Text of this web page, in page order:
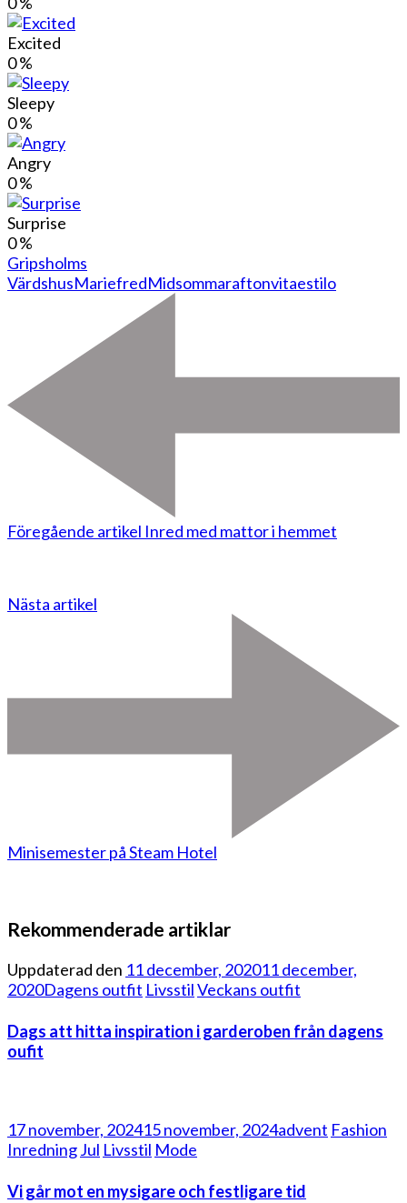
Excited
0%
Sleepy
0%
Angry
0%
Surprise
0%
Gripsholms
VärdshusMariefredMidsommaraftonvitaestilo
Föregående artikel Inred med mattor i hemmet
Nästa artikel
Minisemester på Steam Hotel
Rekommenderade artiklar
Uppdaterad den 11 december, 202011 december,
2020Dagens outfit LivsstilVeckans outfit
Dags att hitta inspiration i garderoben från dagens
oufit
17 november, 202415 november, 2024advent Fashion
InredningJul Livsstil Mode
Vi går mot en mysigare och festligare tid